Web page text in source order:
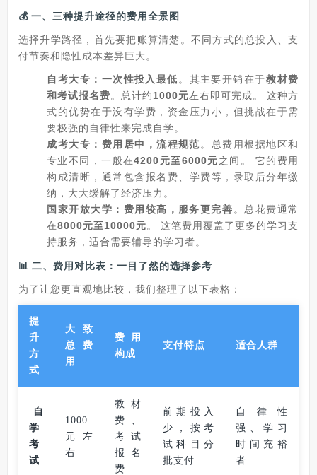
💰 一、三种提升途径的费用全景图
选择升学路径，首先要把账算清楚。不同方式的总投入、支
付节奏和隐性成本差异巨大。
自考大专：一次性投入最低 ‌。其主要开销在于‌教材费
和考试报名费‌。总计约‌1000元‌左右即可完成。 这种方
式的优势在于没有学费，资金压力小，但挑战在于需
要极强的自律性来完成自学。
成考大专：费用居中，流程规范 ‌。总费用根据地区和
专业不同，一般在‌4200元至6000元‌之间。 它的费用
构成清晰，通常包含报名费、学费等，录取后分年缴
纳，大大缓解了经济压力。
国家开放大学：费用较高，服务更完善 ‌。总花费通常
在‌8000元至10000元‌。 这笔费用覆盖了更多的学习支
持服务，适合需要辅导的学习者。
📊 二、费用对比表：一目了然的选择参考
为了让您更直观地比较，我们整理了以下表格：
提
升
方
式
大致
总费
用
费用
构成
支付特点 适合人群
自
学
考
试
1000
元左
右
教材
费、
考试
报名
费
前期投入
少，按考
试科目分
批支付
自律性
强、学习
时间充裕
者